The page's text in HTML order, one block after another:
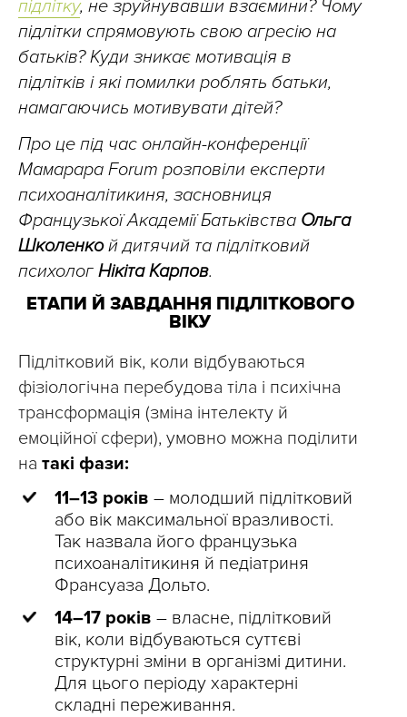
підлітку, не зруйнувавши взаємини? Чому
підлітки спрямовують свою агресію на
батьків? Куди зникає мотивація в
підлітків і які помилки роблять батьки,
намагаючись мотивувати дітей?
Про це під час онлайн-конференції
Мамаpapa Forum розповіли експерти
психоаналітикиня, засновниця
Французької Академії Батьківства Ольга
Школенкой дитячий та підлітковий
психолог Нікіта Карпов.
ЕТАПИ Й ЗАВДАННЯ ПІДЛІТКОВОГО
ВІКУ
Підлітковий вік, коли відбуваються
фізіологічна перебудова тіла і психічна
трансформація (зміна інтелекту й
емоційної сфери), умовно можна поділити
на такі фази:
11–13 років – молодший підлітковий
або вік максимальної вразливості.
Так назвала його французька
психоаналітикиня й педіатриня
Франсуаза Дольто.
14–17 років – власне, підлітковий
вік, коли відбуваються суттєві
структурні зміни в організмі дитини.
Для цього періоду характерні
складні переживання.